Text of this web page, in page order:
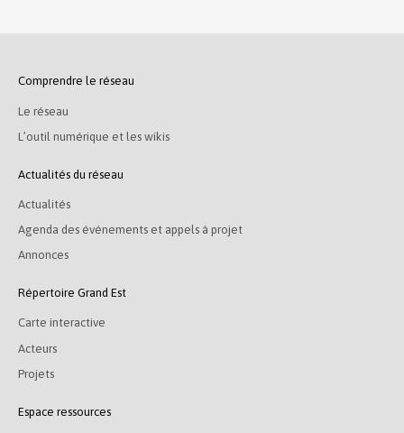
Comprendre le réseau
Le réseau
L’outil numérique et les wikis
Actualités du réseau
Actualités
Agenda des événements et appels à projet
Annonces
Répertoire Grand Est
Carte interactive
Acteurs
Projets
Espace ressources